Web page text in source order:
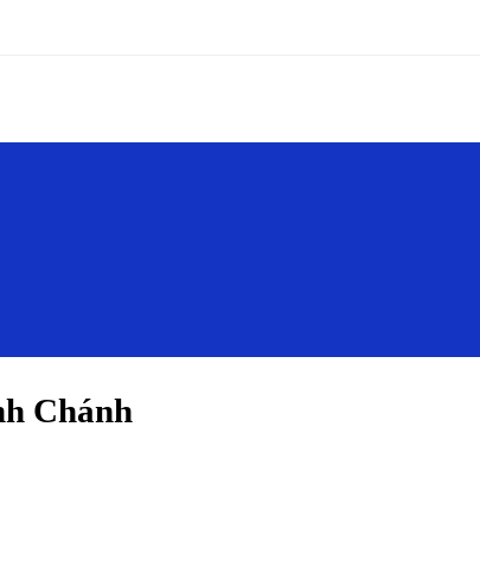
Chánh